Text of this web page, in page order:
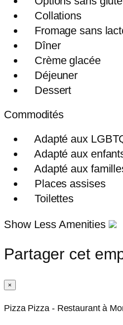
Collations
Fromage sans
Dîner
Crème glacée
Déjeuner
Dessert
Commodités
Adapté aux
Adapté aux
Adapté aux
Places assises
Toilettes
Show Less Amenities
Partager cet
×
Pizza Pizza - Restaurant à